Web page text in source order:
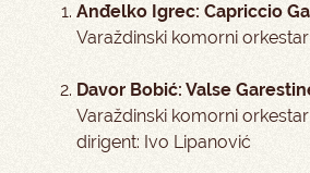
Anđelko Igrec: Capriccio
Varaždinski komorni orkestar
Davor Bobić: Valse
Varaždinski komorni orkestar
dirigent: Ivo Lipanović